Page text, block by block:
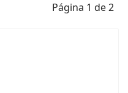
Página 1 de 2